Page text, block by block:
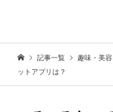
記事一覧 趣味・美容
ットアプリは？